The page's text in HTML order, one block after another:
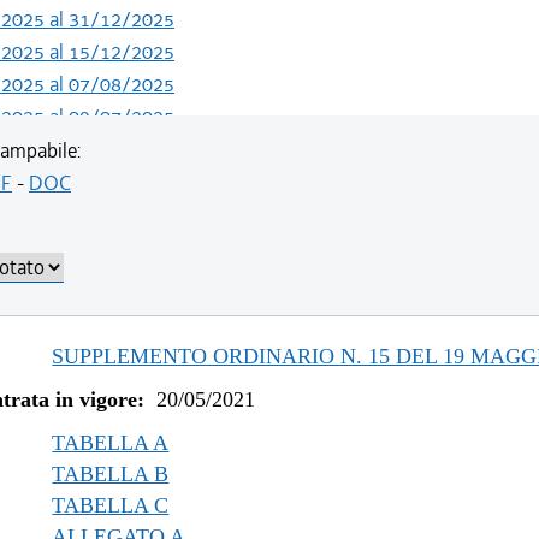
al 31/12/2025
al 15/12/2025
al 07/08/2025
al 09/07/2025
al 04/06/2025
al 13/05/2024
al 31/12/2022
al 03/08/2022
al 13/06/2022
al 31/12/2021
al 05/11/2021
al 11/08/2021
- DOC
SUPPLEMENTO ORDINARIO N. 15 DEL 19
in vigore: 20/05/2021
TABELLA A
TABELLA B
TABELLA C